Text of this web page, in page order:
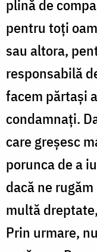
plină de
pentru toți
sau altora,
responsabilă
facem părtași
condamnați.
care greșesc
porunca de a
dacă ne
multă
Prin urmare,